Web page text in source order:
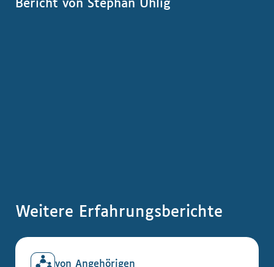
Bericht von Stephan Uhlig
Weitere Erfahrungsberichte
von Angehörigen